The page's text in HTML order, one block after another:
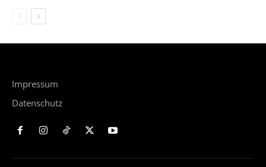
Impressum
Datenschutz